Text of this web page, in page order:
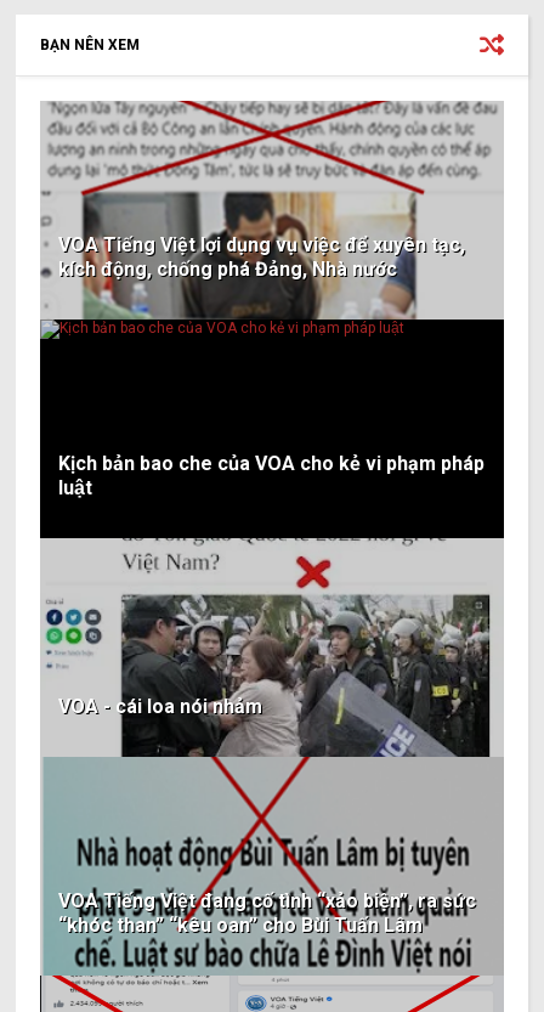
BẠN NÊN XEM
VOA Tiếng Việt lợi dụng vụ việc để xuyên tạc,
kích động, chống phá Đảng, Nhà nước
Kịch bản bao che của VOA cho kẻ vi phạm pháp
luật
VOA - cái loa nói nhảm
VOA Tiếng Việt đang cố tình “xảo biện”, ra sức
“khóc than” “kêu oan” cho Bùi Tuấn Lâm